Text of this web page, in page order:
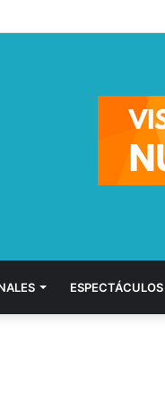
ESPECTÁCULOS